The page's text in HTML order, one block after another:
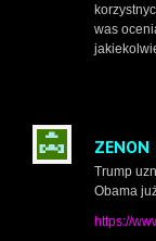
was
ZENON
Trump
Obama
https://